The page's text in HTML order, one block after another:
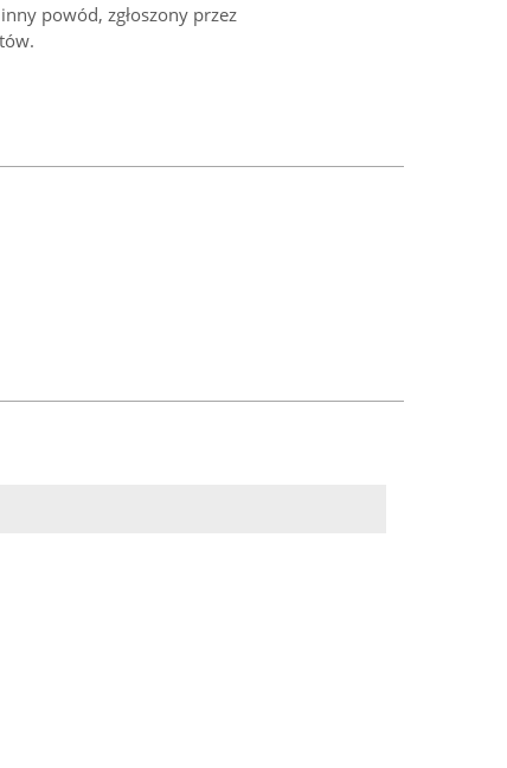
powód, zgłoszony przez